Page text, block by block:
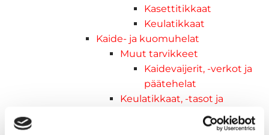
Kasettitikkaat
Keulatikkaat
Kaide- ja kuomuhelat
Muut tarvikkeet
Kaidevaijerit, -verkot ja
päätehelat
Keulatikkaat, -tasot ja
Keulakaiteet ja